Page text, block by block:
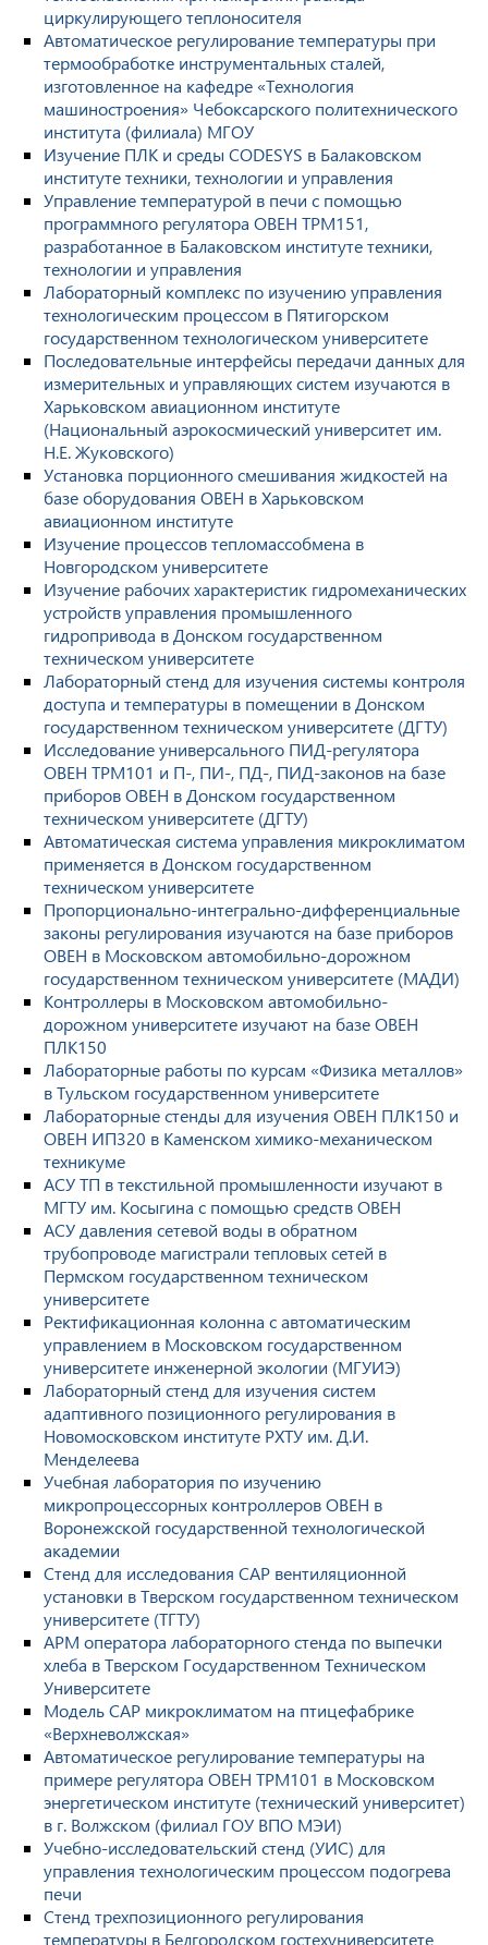
циркулирующего теплоносителя
Автоматическое регулирование температуры при
термообработке инструментальных сталей,
изготовленное на кафедре «Технология
машиностроения» Чебоксарского политехнического
института (филиала) МГОУ
Изучение ПЛК и среды CODESYS в Балаковском
институте техники, технологии и управления
Управление температурой в печи с помощью
программного регулятора ОВЕН ТРМ151,
разработанное в Балаковском институте техники,
технологии и управления
Лабораторный комплекс по изучению управления
технологическим процессом в Пятигорском
государственном технологическом университете
Последовательные интерфейсы передачи данных для
измерительных и управляющих систем изучаются в
Харьковском авиационном институте
(Национальный аэрокосмический университет им.
Н.Е. Жуковского)
Установка порционного смешивания жидкостей на
базе оборудования ОВЕН в Харьковском
авиационном институте
Изучение процессов тепломассобмена в
Новгородском университете
Изучение рабочих характеристик гидромеханических
устройств управления промышленного
гидропривода в Донском государственном
техническом университете
Лабораторный стенд для изучения системы контроля
доступа и температуры в помещении в Донском
государственном техническом университете (ДГТУ)
Исследование универсального ПИД-регулятора
ОВЕН ТРМ101 и П-, ПИ-, ПД-, ПИД-законов на базе
приборов ОВЕН в Донском государственном
техническом университете (ДГТУ)
Автоматическая система управления микроклиматом
применяется в Донском государственном
техническом университете
Пропорционально-интегрально-дифференциальные
законы регулирования изучаются на базе приборов
ОВЕН в Московском автомобильно-дорожном
государственном техническом университете (МАДИ)
Контроллеры в Московском автомобильно-
дорожном университете изучают на базе ОВЕН
ПЛК150
Лабораторные работы по курсам «Физика металлов»
в Тульском государственном университете
Лабораторные стенды для изучения ОВЕН ПЛК150 и
ОВЕН ИП320 в Каменском химико-механическом
техникуме
АСУ ТП в текстильной промышленности изучают в
МГТУ им. Косыгина с помощью средств ОВЕН
АСУ давления сетевой воды в обратном
трубопроводе магистрали тепловых сетей в
Пермском государственном техническом
университете
Ректификационная колонна с автоматическим
управлением в Московском государственном
университете инженерной экологии (МГУИЭ)
Лабораторный стенд для изучения систем
адаптивного позиционного регулирования в
Новомосковском институте РХТУ им. Д.И.
Менделеева
Учебная лаборатория по изучению
микропроцессорных контроллеров ОВЕН в
Воронежской государственной технологической
академии
Стенд для исследования САР вентиляционной
установки в Тверском государственном техническом
университете (ТГТУ)
АРМ оператора лабораторного стенда по выпечки
хлеба в Тверском Государственном Техническом
Университете
Модель САР микроклиматом на птицефабрике
«Верхневолжская»
Автоматическое регулирование температуры на
примере регулятора ОВЕН ТРМ101 в Московском
энергетическом институте (технический университет)
в г. Волжском (филиал ГОУ ВПО МЭИ)
Учебно-исследовательский стенд (УИС) для
управления технологическим процессом подогрева
печи
Стенд трехпозиционного регулирования
температуры в Белгородском гостехуниверситете